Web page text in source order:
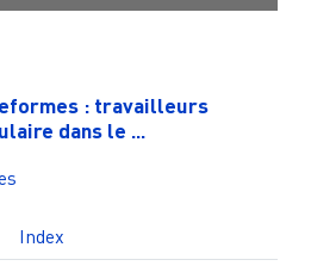
: travailleurs
dans le ...
Index